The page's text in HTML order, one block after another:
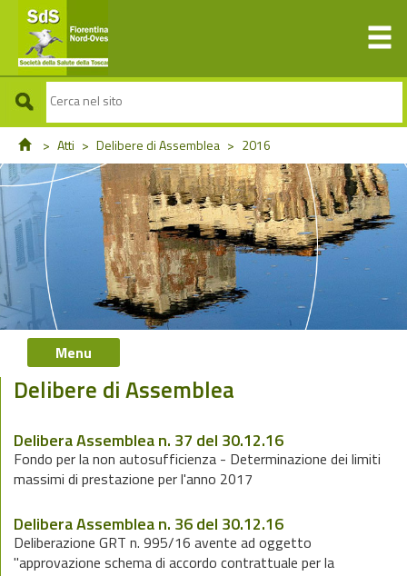
> Atti > Delibere di Assemblea > 2016
Menu
Delibere di Assemblea
Delibera Assemblea n. 37 del 30.12.16
Fondo per la non autosufficienza - Determinazione dei limiti
massimi di prestazione per l'anno 2017
Delibera Assemblea n. 36 del 30.12.16
Deliberazione GRT n. 995/16 avente ad oggetto
"approvazione schema di accordo contrattuale per la